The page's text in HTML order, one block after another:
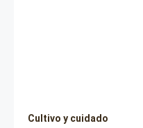
Cultivo y cuidado